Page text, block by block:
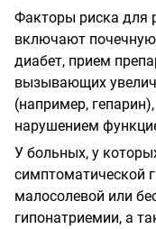
Факторы риска для
включают почечную
диабет, прием
вызывающих
(например,
нарушением
У больных, у
симптоматической
малосолевой или
гипонатриемии, а